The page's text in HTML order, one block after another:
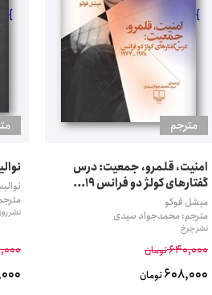
مترجم
}
امنیت، قلمرو، جمعیت: درس
گفتارهای کولژ دو فرانس 19...
میشل فوکو
مترجم: محمدجواد سیدی
نشر چرخ
640,000تومان
608,000تومان
}
نشر